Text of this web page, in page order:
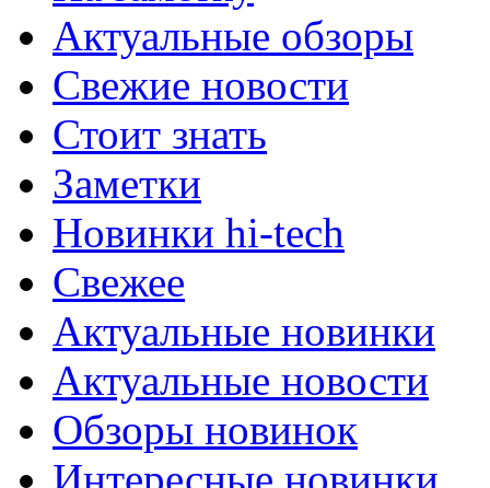
Актуальные обзоры
Свежие новости
Стоит знать
Заметки
Новинки hi-tech
Свежее
Актуальные новинки
Актуальные новости
Обзоры новинок
Интересные новинки